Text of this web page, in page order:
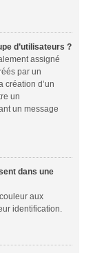
d’utilisateurs ?
assigné
par un
création d’un
un
un message
dans une
aux
identification.